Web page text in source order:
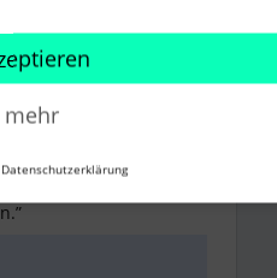
spezifischen
zwischen den
mitbringen mussten.
und eine
mehr
Datenschutzerklärung